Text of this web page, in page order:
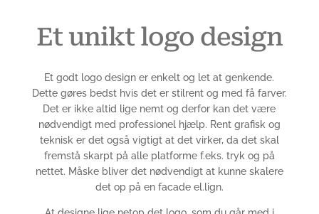
Et unikt logo design
Et godt logo design er enkelt og let at genkende.
Dette gøres bedst hvis det er stilrent og med få farver.
Det er ikke altid lige nemt og derfor kan det være
nødvendigt med professionel hjælp. Rent grafisk og
teknisk er det også vigtigt at det virker, da det skal
fremstå skarpt på alle platforme f.eks. tryk og på
nettet. Måske bliver det nødvendigt at kunne skalere
det op på en facade el.lign.